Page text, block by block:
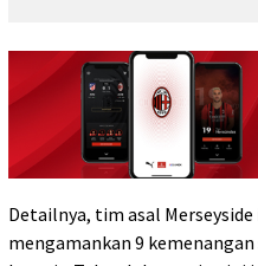
Detailnya, tim asal
mengamankan 9